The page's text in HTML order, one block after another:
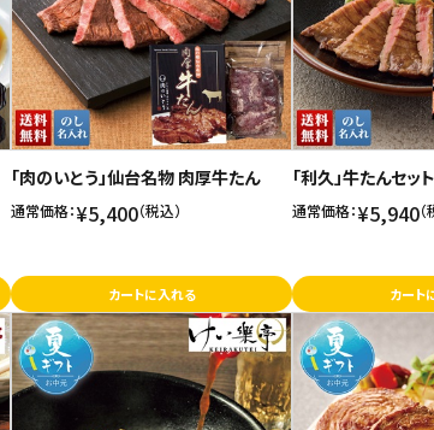
「肉のいとう」仙台名物 肉厚牛たん
通常価格：¥5,400（税込）
カートに入れる
「利久」牛たんセット
通常価格：¥5,940
カート